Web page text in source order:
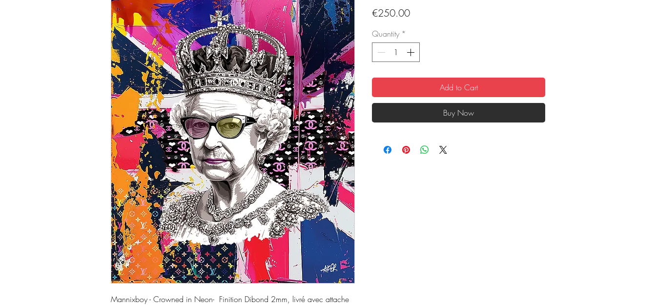
Mannixboy - Crowned in Neon- Finition Dibond 2mm, livré avec attache
€250.00Price
Quantity *
Add to Cart
Buy Now